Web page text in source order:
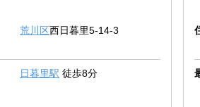
荒川区西日暮里5-14-3
日暮里駅 徒歩8分